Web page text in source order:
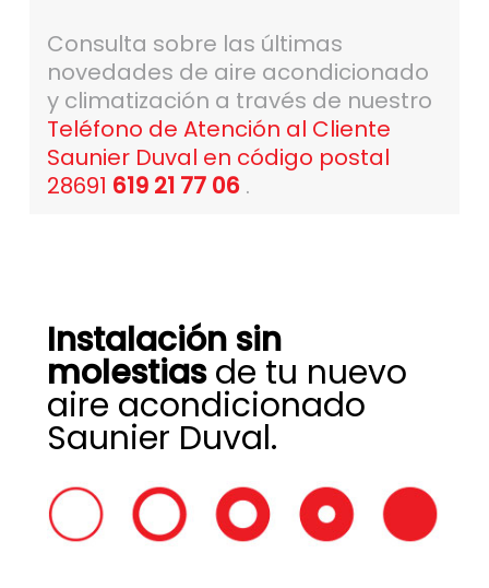
Consulta sobre las últimas
novedades de aire acondicionado
y climatización a través de nuestro
Teléfono de Atención al Cliente
Saunier Duval en código postal
28691 619 21 77 06 .
Instalación sin
molestiasde tu nuevo
aire acondicionado
Saunier Duval.